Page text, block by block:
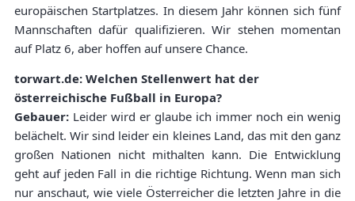
europäischen Startplatzes. In diesem Jahr können sich fünf
Mannschaften dafür qualifizieren. Wir stehen momentan
auf Platz 6, aber hoffen auf unsere Chance.
torwart.de: Welchen Stellenwert hat der
österreichische Fußball in Europa?
Gebauer: Leider wird er glaube ich immer noch ein wenig
belächelt. Wir sind leider ein kleines Land, das mit den ganz
großen Nationen nicht mithalten kann. Die Entwicklung
geht auf jeden Fall in die richtige Richtung. Wenn man sich
nur anschaut, wie viele Österreicher die letzten Jahre in die